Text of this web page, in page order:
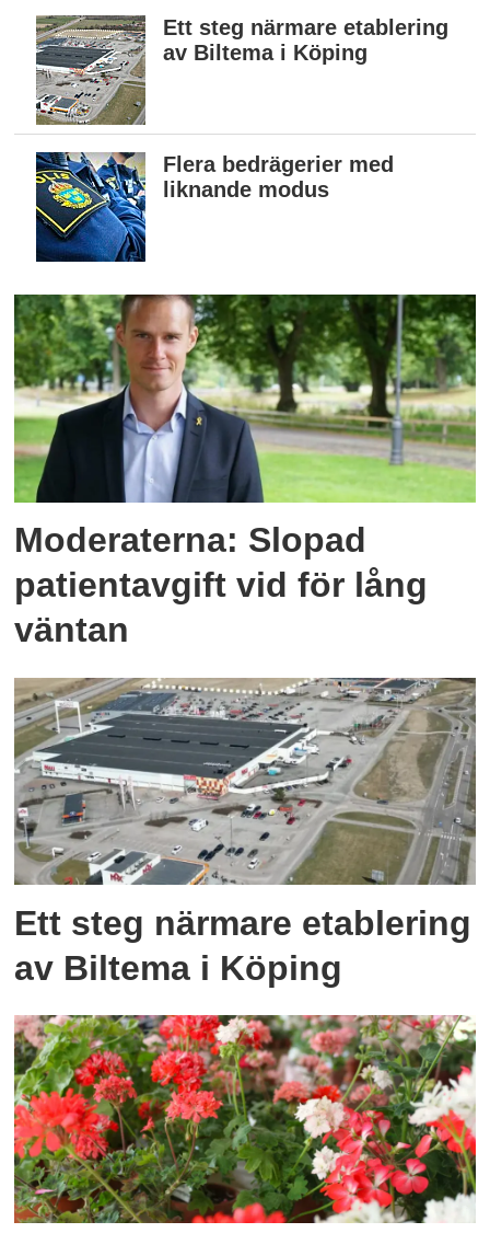
Ett steg närmare etablering
av Biltema i Köping
Flera bedrägerier med
liknande modus
Moderaterna: Slopad
patientavgift vid för lång
väntan
Ett steg närmare etablering
av Biltema i Köping